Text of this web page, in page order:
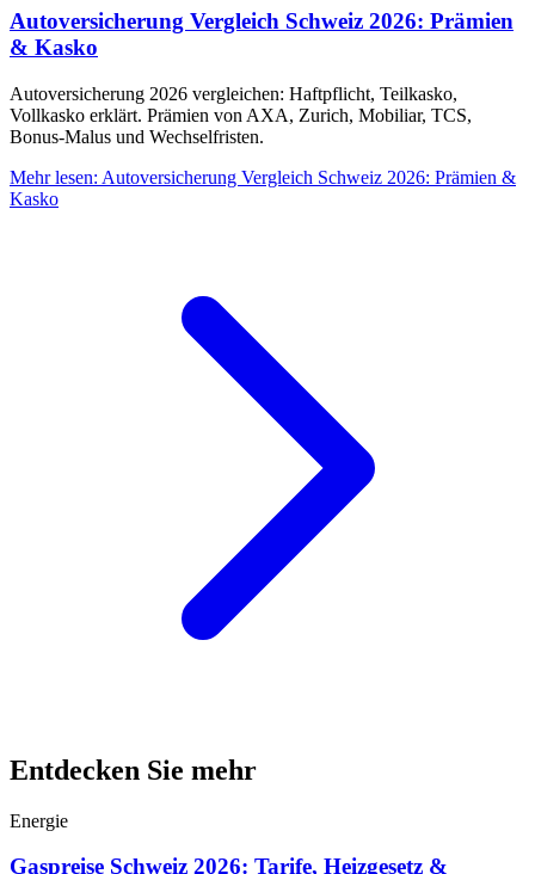
Autoversicherung Vergleich Schweiz 2026: Prämien
& Kasko
Autoversicherung 2026 vergleichen: Haftpflicht, Teilkasko,
Vollkasko erklärt. Prämien von AXA, Zurich, Mobiliar, TCS,
Bonus-Malus und Wechselfristen.
Mehr lesen: Autoversicherung Vergleich Schweiz 2026: Prämien &
Kasko
Entdecken Sie mehr
Energie
Gaspreise Schweiz 2026: Tarife, Heizgesetz &